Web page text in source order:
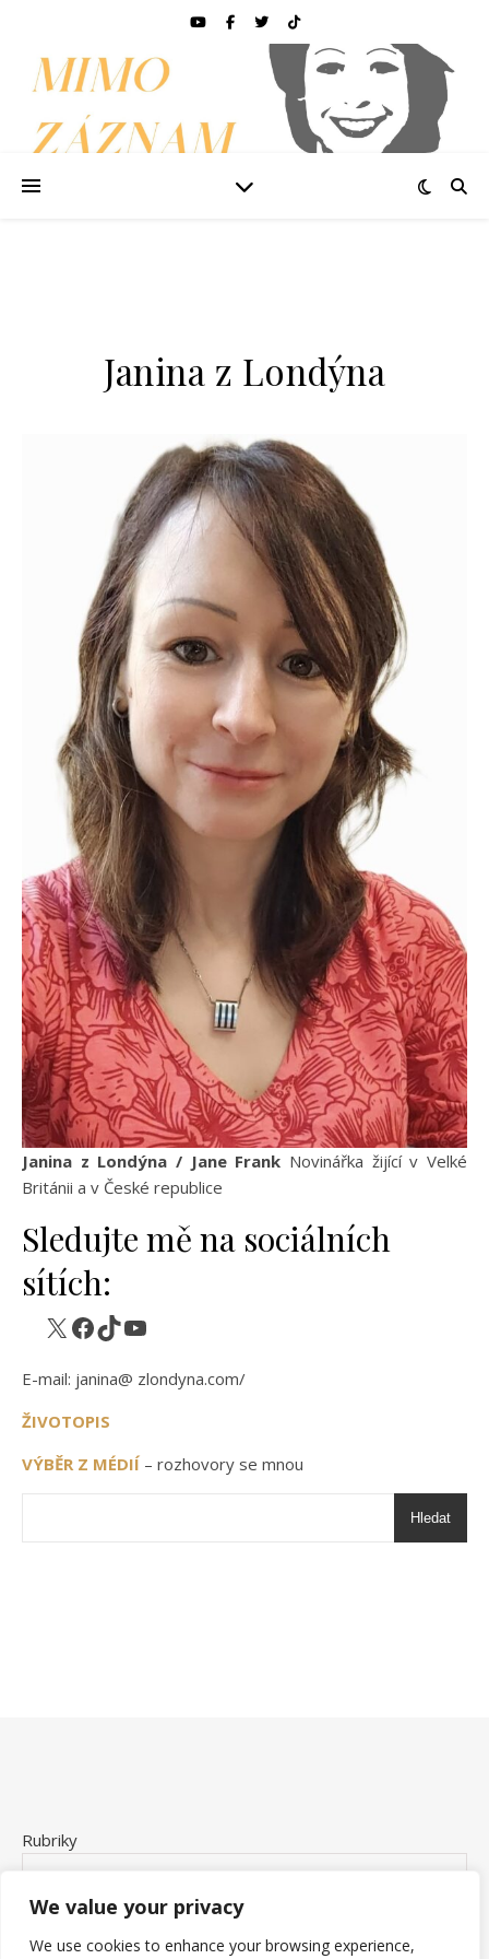
We value your privacy
We use cookies to enhance your browsing experience,
Janina z Londýna
Janina z Londýna / Jane Frank Novinářka žijící v Velké
Británii a v České republice
Sledujte mě na sociálních
sítích:
X Facebook
TikTok
YouTube
E-mail: janina@ zlondyna.com/
ŽIVOTOPIS
VÝBĚR Z MÉDIÍ – rozhovory se mnou
Hledat
Rubriky